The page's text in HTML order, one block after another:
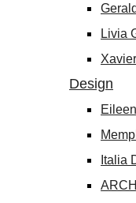
Livia
Design
Italia